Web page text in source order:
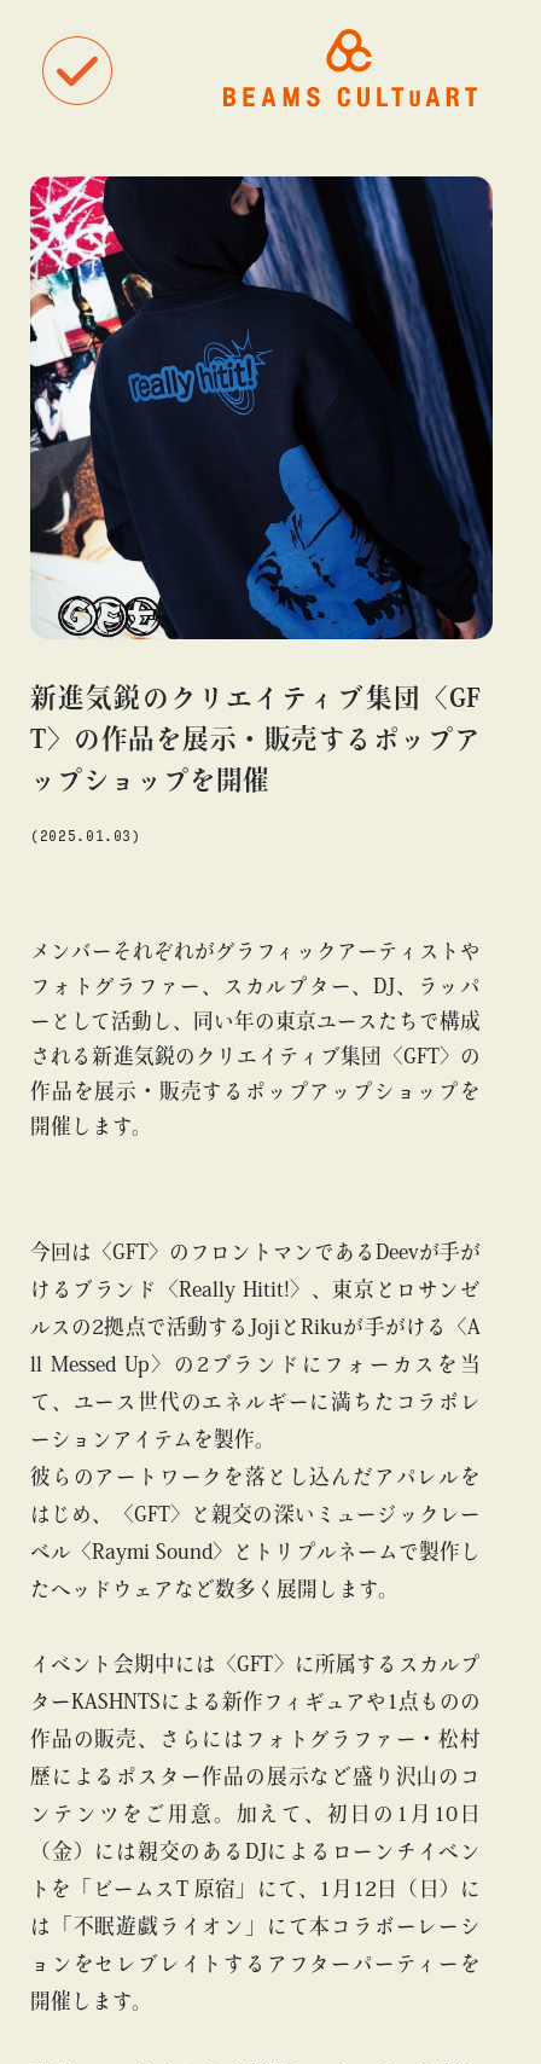
blog blog
タグ一覧
#ART #BEAMS CULTUART #BEAMS MANGART
#BEAMS
#BEAMS T
#Bギャラリー
#TOKYO CULTUART by BEAMS
#Tシャツ
#アート
#アートが生まれるところ
#アートフェア #アイドル
#アニメ
#ギャラリー #グッズ
#デザイン
#ビームス カルチャー ト 高輪
#ビームス ジャパン
#ファッション
#フェニカ #マンガ
#モノ・カルチャ
#ライブ
#レコード #写真 #抽選販売 #漫画
#絵画
#美術館 #言葉 #連載 #音楽
新進気鋭のクリエイティブ集団〈GF
T〉の作品を展示・販売するポップア
ップショップを開催
(2025.01.03)
メンバーそれぞれがグラフィックアーティストや
フォトグラファー、スカルプター、DJ、ラッパ
ーとして活動し、同い年の東京ユースたちで構成
される新進気鋭のクリエイティブ集団〈GFT〉の
作品を展示・販売するポップアップショップを
開催します。
今回は〈GFT〉のフロントマンであるDeevが手が
けるブランド〈Really Hitit!〉、東京とロサンゼ
ルスの2拠点で活動するJojiとRikuが手がける〈A
ll Messed Up〉の2ブランドにフォーカスを当
て、ユース世代のエネルギーに満ちたコラボレ
ーションアイテムを製作。
彼らのアートワークを落とし込んだアパレルを
はじめ、〈GFT〉と親交の深いミュージックレー
ベル〈Raymi Sound〉とトリプルネームで製作し
たヘッドウェアなど数多く展開します。
イベント会期中には〈GFT〉に所属するスカルプ
ターKASHNTSによる新作フィギュアや1点ものの
作品の販売、さらにはフォトグラファー・松村
歴によるポスター作品の展示など盛り沢山のコ
ンテンツをご用意。加えて、初日の1月10日
（金）には親交のあるDJによるローンチイベン
トを「ビームスT 原宿」にて、1月12日（日）に
は「不眠遊戯ライオン」にて本コラボーレーシ
ョンをセレブレイトするアフターパーティーを
開催します。